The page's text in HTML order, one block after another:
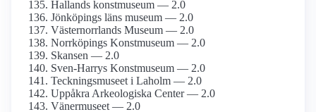
Hallands konstmuseum — 2.0
Jönköpings läns museum — 2.0
Västernorrlands Museum — 2.0
Norrköpings Konstmuseum — 2.0
Skansen — 2.0
Sven-Harrys Konstmuseum — 2.0
Teckningsmuseet i Laholm — 2.0
Uppåkra Arkeologiska Center — 2.0
Vänermuseet — 2.0